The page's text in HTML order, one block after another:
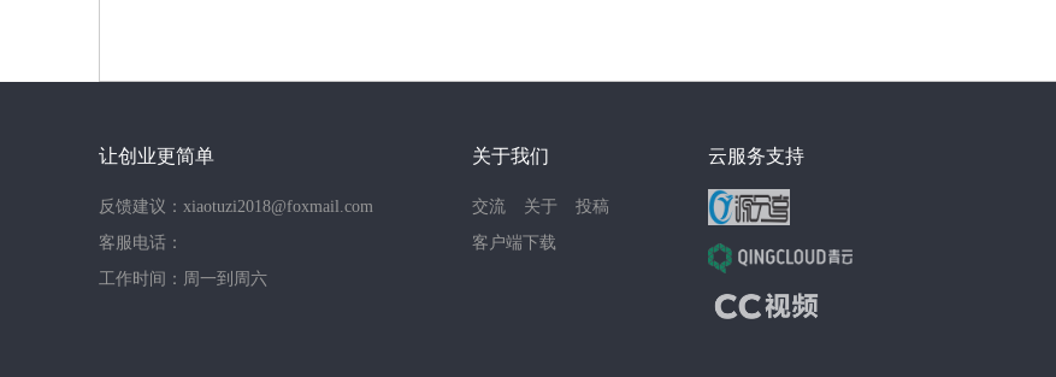
让创业更简单
反馈建议：xiaotuzi2018@foxmail.com
客服电话：
工作时间：周一到周六
关于我们
交流 关于
投稿
客户端下载
云服务支持